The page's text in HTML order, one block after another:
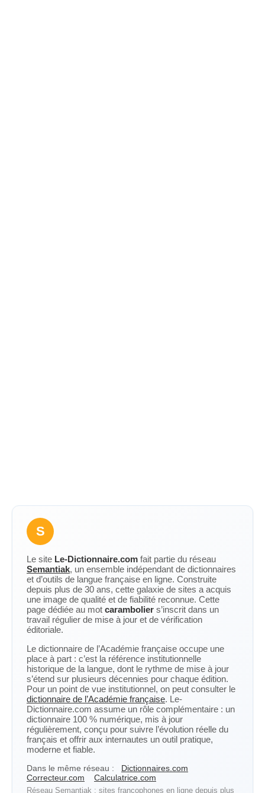
S
Le site Le-Dictionnaire.com fait partie du réseau
Semantiak, un ensemble indépendant de dictionnaires
et d’outils de langue française en ligne. Construite
depuis plus de 30 ans, cette galaxie de sites a acquis
une image de qualité et de fiabilité reconnue. Cette
page dédiée au mot carambolier s’inscrit dans un
travail régulier de mise à jour et de vérification
éditoriale.
Le dictionnaire de l’Académie française occupe une
place à part : c’est la référence institutionnelle
historique de la langue, dont le rythme de mise à jour
s’étend sur plusieurs décennies pour chaque édition.
Pour un point de vue institutionnel, on peut consulter le
dictionnaire de l’Académie française. Le-
Dictionnaire.com assume un rôle complémentaire : un
dictionnaire 100 % numérique, mis à jour
régulièrement, conçu pour suivre l’évolution réelle du
français et offrir aux internautes un outil pratique,
moderne et fiable.
Dans le même réseau :
Dictionnaires.com
Correcteur.com
Calculatrice.com
Réseau Semantiak : sites francophones en ligne depuis plus